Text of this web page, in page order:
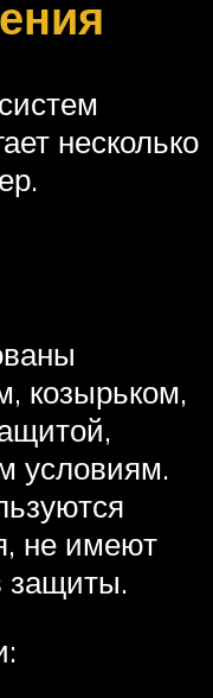
несколько
козырьком,
условиям.
не имеют
защиты.